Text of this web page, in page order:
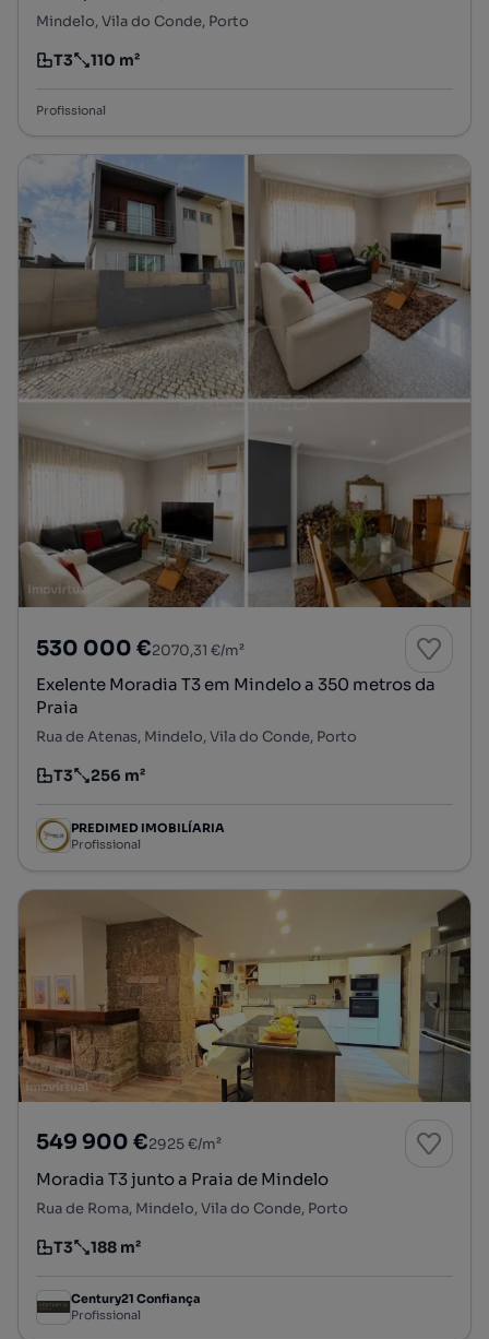
Mindelo, Vila do Conde, Porto
Tipologia
T3
Preço por metro quadrado
110 m²
Profissional
530 000 €2070,31 €/m²
Exelente Moradia T3 em Mindelo a 350 metros da
Praia
Rua de Atenas, Mindelo, Vila do Conde, Porto
Tipologia
T3
Preço por metro quadrado
256 m²
PREDIMED IMOBILÍARIA
Profissional
549 900 €2925 €/m²
Moradia T3 junto a Praia de Mindelo
Rua de Roma, Mindelo, Vila do Conde, Porto
Tipologia
T3
Preço por metro quadrado
188 m²
Century21 Confiança
Profissional